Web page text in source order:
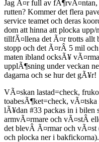
Jag Ã¤r full av
rutten? Kommer det flera
service teamet och deras
dom att hinna att plocka
tillfÃ¤llena det Ã¤r trotts allt
stopp och det Ã¤rÂ 5 mil
maten ibland ocksÃ¥
upplÃ¶sning under veckan
dagarna och se hur det gÃ¥r!
VÃ¤skan lastad=check,
toabesÃ¶ket=check,
lÃ¥dan #33 packas in i bilen
armvÃ¤rmare och vÃ¤stÂ
det blevÂ Ã¤rmar och
och plocka ner i bakfickorna).